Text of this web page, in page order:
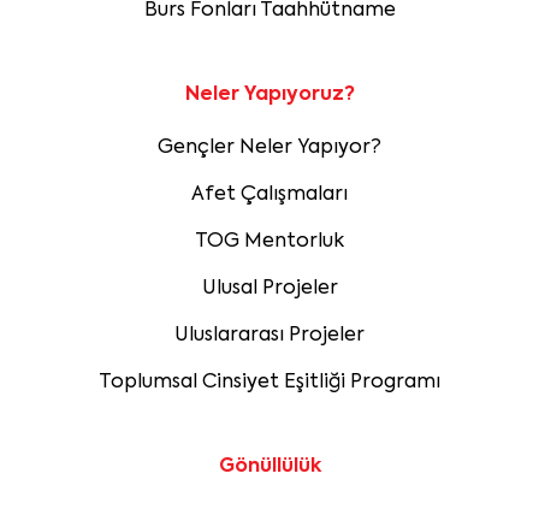
Burs Fonları Taahhütname
Neler Yapıyoruz?
Gençler Neler Yapıyor?
Afet Çalışmaları
TOG Mentorluk
Ulusal Projeler
Uluslararası Projeler
Toplumsal Cinsiyet Eşitliği Programı
Gönüllülük